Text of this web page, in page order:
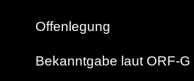
Offenlegung
Bekanntgabe laut ORF-G